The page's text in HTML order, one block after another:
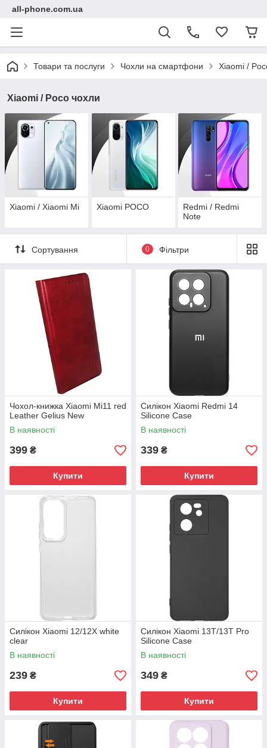
all-phone.com.ua
Товари та послуги Чохли на смартфони Xiaomi /
Xiaomi / Poco чохли
Xiaomi / Xiaomi Mi Xiaomi POCO
Redmi / Redmi
Note
Сортування 0 Фільтри
Чохол-книжка Xiaomi Mi11 red
Leather Gelius New
В наявності
399 ₴
Купити
Силікон Xiaomi Redmi 14
Silicone Case
В наявності
339 ₴
Купити
Силікон Xiaomi 12/12X white
clear
В наявності
239 ₴
Купити
Силікон Xiaomi 13T/13T Pro
Silicone Case
В наявності
349 ₴
Купити